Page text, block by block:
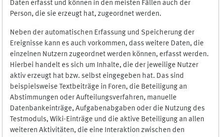
Daten erfasst und können in den meisten Fällen auch der
Person, die sie erzeugt hat, zugeordnet werden.
Neben der automatischen Erfassung und Speicherung der
Ereignisse kann es auch vorkommen, dass weitere Daten, die
einzelnen Nutzern zugeordnet werden können, erfasst werden.
Hierbei handelt es sich um Inhalte, die der jeweilige Nutzer
aktiv erzeugt hat bzw. selbst eingegeben hat. Das sind
beispielsweise Textbeiträge in Foren, die Beteiligung an
Abstimmungen oder Aufteilungsverfahren, manuelle
Datenbankeinträge, Aufgabenabgaben oder die Nutzung des
Testmoduls, Wiki-Einträge und die aktive Beteiligung an allen
weiteren Aktivitäten, die eine Interaktion zwischen den